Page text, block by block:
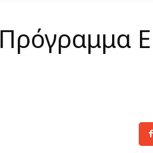
Πρόγραμμα